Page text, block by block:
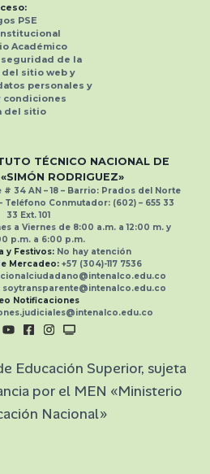
PSE
Académico
de la
sitio web y
personales y
condiciones
del sitio
TÉCNICO NACIONAL DE
RODRIGUEZ»
34 AN – 18 – Barrio: Prados del Norte
Teléfono Conmutador: (602) – 655 33
33 Ext.101
a Viernes de 8:00 a.m. a 12:00 m. y
p.m. a 6:00 p.m.
y Festivos: No hay atención
Mercadeo: +57 (304)-117 7536
soytransparente@intenalco.edu.co
Notificaciones
Educación Superior, sujeta
por el MEN «Ministerio
Nacional»